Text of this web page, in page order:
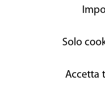
Solo
Accetta